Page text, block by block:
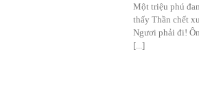
Một triệu phú
thấy Thần chết
Ngươi phải đi!
[...]